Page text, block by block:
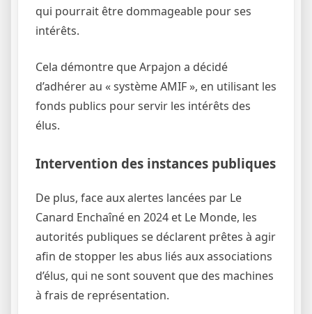
qui pourrait être dommageable pour ses
intérêts.
Cela démontre que Arpajon a décidé
d’adhérer au « système AMIF », en utilisant les
fonds publics pour servir les intérêts des
élus.
Intervention des instances publiques
De plus, face aux alertes lancées par Le
Canard Enchaîné en 2024 et Le Monde, les
autorités publiques se déclarent prêtes à agir
afin de stopper les abus liés aux associations
d’élus, qui ne sont souvent que des machines
à frais de représentation.